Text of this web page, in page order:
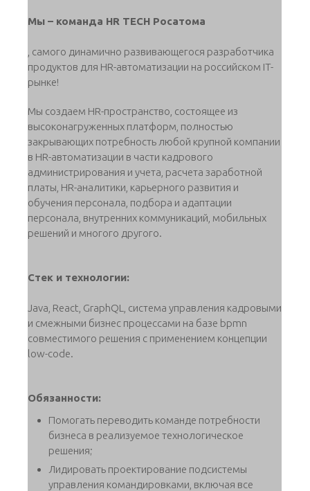
Мы – команда HR TECH Росатома
, самого динамично развивающегося разработчика
продуктов для HR-автоматизации на российском IT-
рынке!
Мы создаем HR-пространство, состоящее из
высоконагруженных платформ, полностью
закрывающих потребность любой крупной компании
в HR-автоматизации в части кадрового
администрирования и учета, расчета заработной
платы, HR-аналитики, карьерного развития и
обучения персонала, подбора и адаптации
персонала, внутренних коммуникаций, мобильных
решений и многого другого.
Стек и технологии:
Java, React, GraphQL, система управления кадровыми
и смежными бизнес процессами на базе bpmn
совместимого решения с применением концепции
low-code.
Обязанности:
Помогать переводить команде потребности
бизнеса в реализуемое технологическое
решения;
Лидировать проектирование подсистемы
управления командировками, включая все